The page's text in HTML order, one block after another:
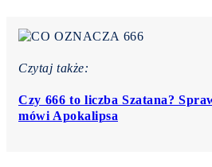
Czytaj także:
Czy 666 to liczba Szatana?
mówi Apokalipsa